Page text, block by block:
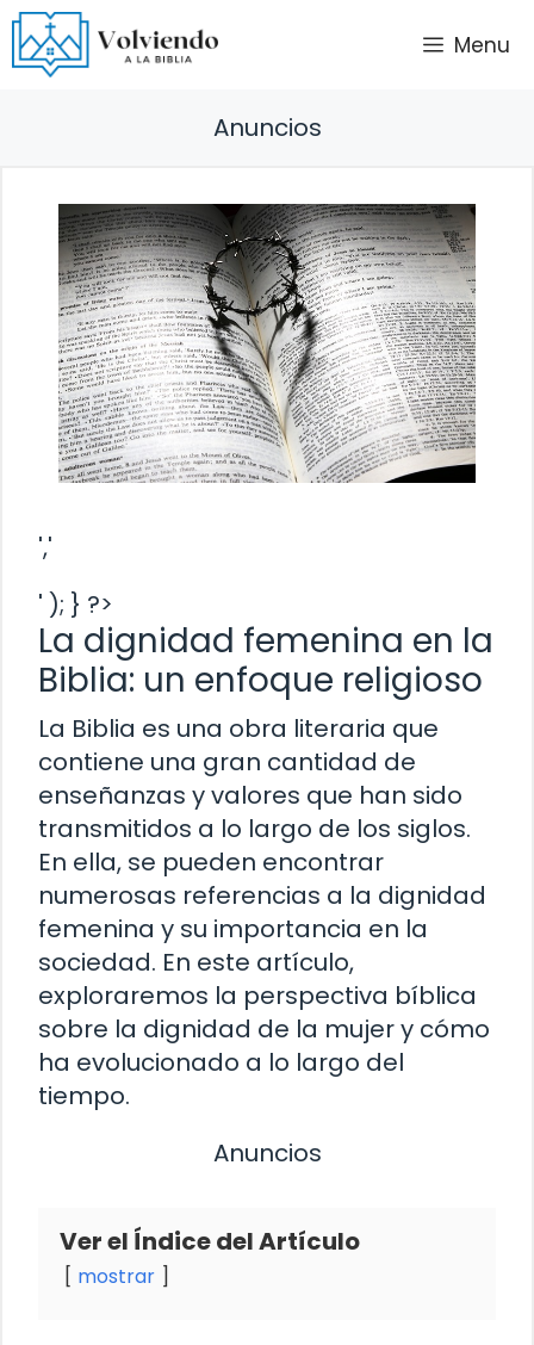
Saltar
al
contenido
Menu
Anuncios
','
' ); } ?>
La dignidad femenina en la
Biblia: un enfoque religioso
La Biblia es una obra literaria que
contiene una gran cantidad de
enseñanzas y valores que han sido
transmitidos a lo largo de los siglos.
En ella, se pueden encontrar
numerosas referencias a la dignidad
femenina y su importancia en la
sociedad. En este artículo,
exploraremos la perspectiva bíblica
sobre la dignidad de la mujer y cómo
ha evolucionado a lo largo del
tiempo.
Anuncios
Ver el Índice del Artículo
mostrar